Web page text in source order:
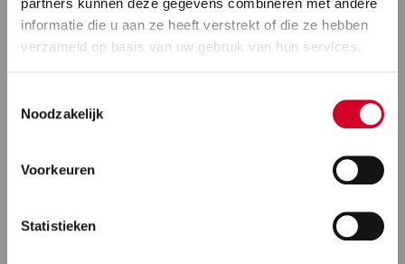
informatie die u aan ze heeft verstrekt of die ze hebben
verzameld op basis van uw gebruik van hun services.
Noodzakelijk
Voorkeuren
Statistieken